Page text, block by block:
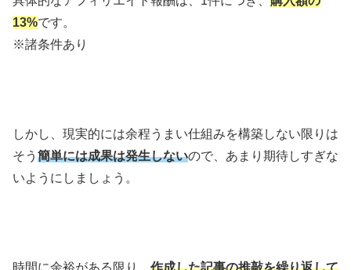
13%です。
※諸条件あり
しかし、現実的には余程うまい仕組みを構築しない限りは
そう 簡単には成果は発生しないので、あまり期待しすぎな
いようにしましょう。
時間に余裕がある限り、 作成した記事の推敲を繰り返して